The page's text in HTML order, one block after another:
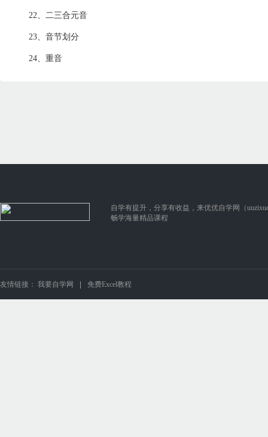
22、二三合元音
23、音节划分
24、重音
自学有提升，分享有收益，来优优自学网（
畅学海量精品课程
友情链接： 我要自学网 免费Excel教程